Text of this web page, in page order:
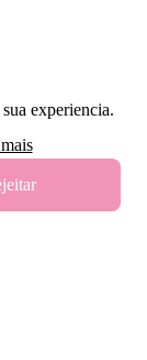
experiencia.